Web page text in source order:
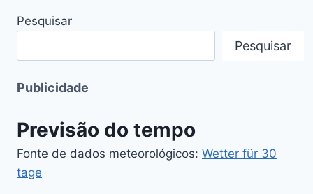
Pesquisar
Pesquisar
Publicidade
Previsão do tempo
Fonte de dados meteorológicos: Wetter für 30
tage